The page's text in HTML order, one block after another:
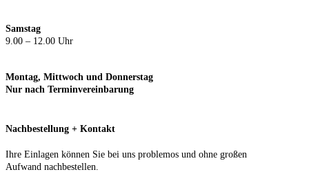
Samstag
9.00 – 12.00 Uhr
Montag, Mittwoch und Donnerstag
Nur nach Terminvereinbarung
Nachbestellung + Kontakt
Ihre Einlagen können Sie bei uns problemos und ohne großen
Aufwand nachbestellen.